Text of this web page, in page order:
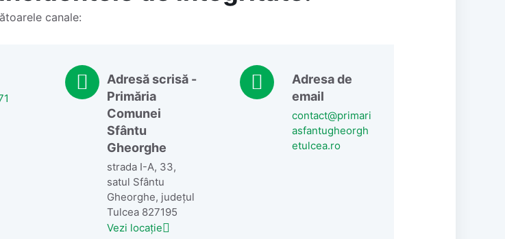
canale:
Adresă scrisă -
Primăria
Comunei
Sfântu
Gheorghe
strada I-A, 33,
satul Sfântu
Gheorghe, județul
Tulcea 827195
Vezi locație
Adresa de
email
contact@primari
asfantugheorgh
etulcea.ro